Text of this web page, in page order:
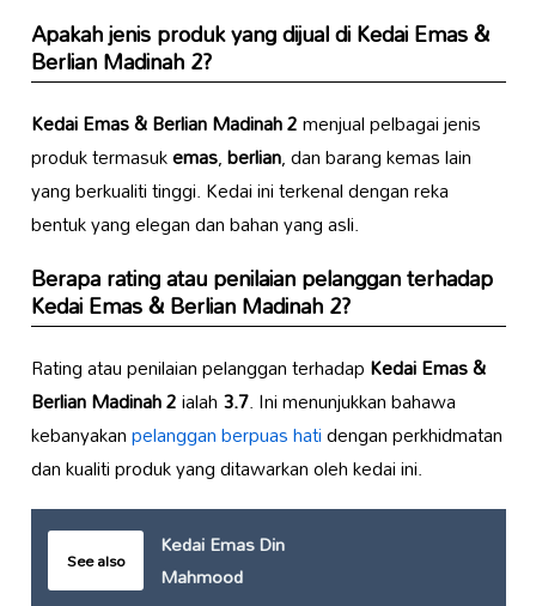
Apakah jenis produk yang dijual diKedai Emas &
Berlian Madinah 2?
Kedai Emas & Berlian Madinah 2menjual pelbagai jenis
produk termasukemas,berlian, dan barang kemas lain
yang berkualiti tinggi. Kedai ini terkenal dengan reka
bentuk yang elegan dan bahan yang asli.
Berapa rating atau penilaian pelanggan terhadap
Kedai Emas & Berlian Madinah 2?
Rating atau penilaian pelanggan terhadapKedai Emas &
Berlian Madinah 2ialah3.7. Ini menunjukkan bahawa
kebanyakanpelanggan berpuas hatidengan perkhidmatan
dan kualiti produk yang ditawarkan oleh kedai ini.
See also
Kedai Emas Din
Mahmood